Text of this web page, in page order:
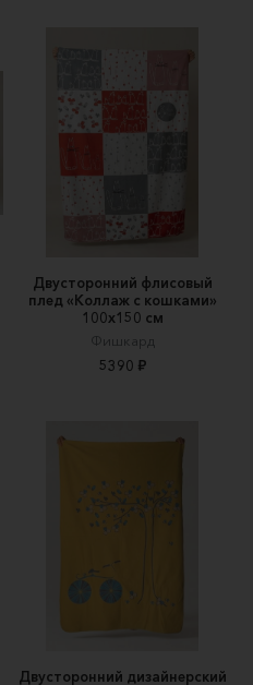
Двусторонний флисовый
плед «Коллаж с кошками»
100х150 см
Фишкард
5390 ₽
Двусторонний дизайнерский